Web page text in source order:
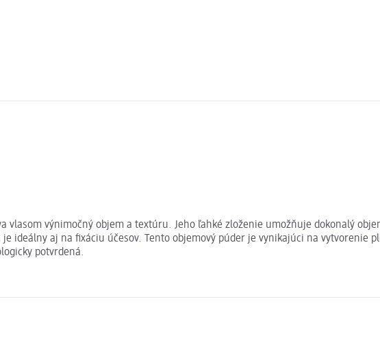
vlasom výnimočný objem a textúru. Jeho ľahké zloženie umožňuje dokonalý
ideálny aj na fixáciu účesov. Tento objemový púder je vynikajúci na vytvorenie
potvrdená.